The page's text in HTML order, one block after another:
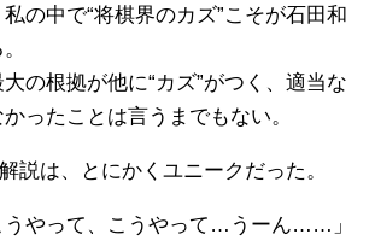
の中で“将棋界のカズ”こそが石田和
の根拠が他に“カズ”がつく、適当な
ったことは言うまでもない。
説は、とにかくユニークだった。
うやって、こうやって…うーん……」